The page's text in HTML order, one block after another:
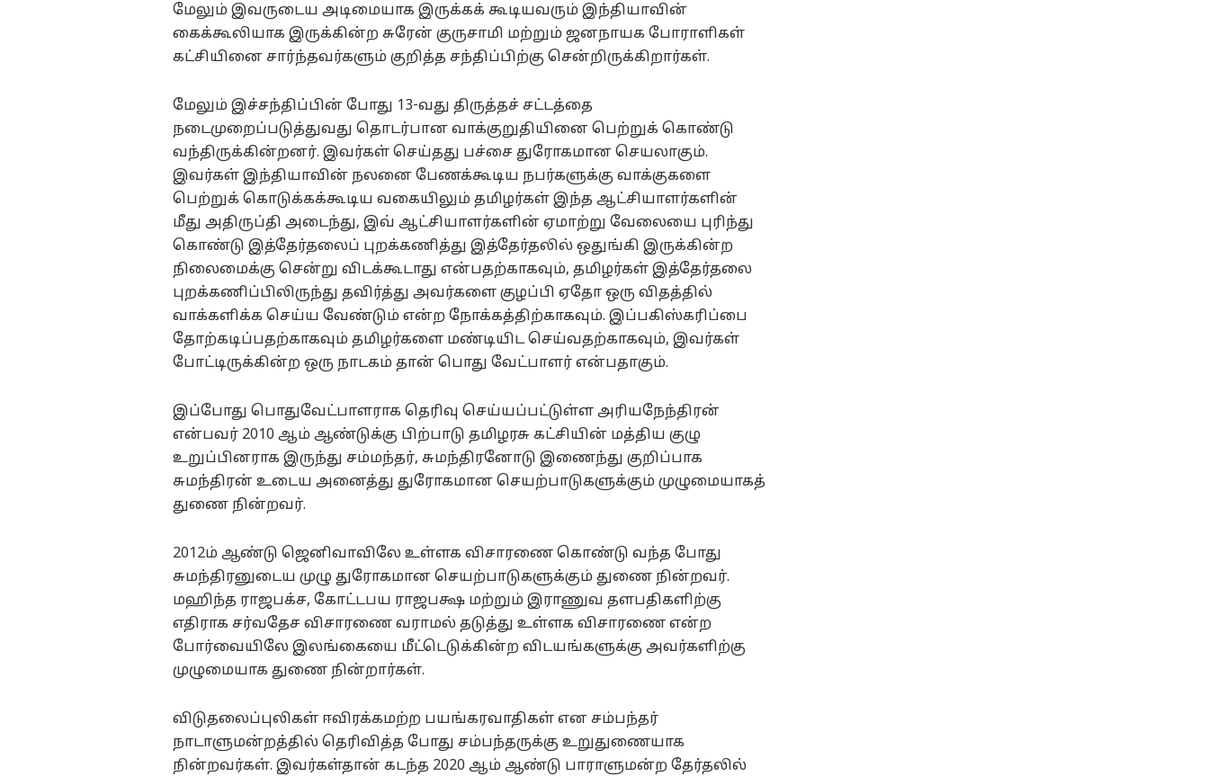
மேலும் இவருடைய அடிமையாக இருக்கக் கூடியவரும் இந்தியாவின்
கைக்கூலியாக இருக்கின்ற சுரேன் குருசாமி மற்றும் ஜனநாயக போராளிகள்
கட்சியினை சார்ந்தவர்களும் குறித்த சந்திப்பிற்கு சென்றிருக்கிறார்கள்.
மேலும் இச்சந்திப்பின் போது 13-வது திருத்தச் சட்டத்தை
நடைமுறைப்படுத்துவது தொடர்பான வாக்குறுதியினை பெற்றுக் கொண்டு
வந்திருக்கின்றனர். இவர்கள் செய்தது பச்சை துரோகமான செயலாகும்.
இவர்கள் இந்தியாவின் நலனை பேணக்கூடிய நபர்களுக்கு வாக்குகளை
பெற்றுக் கொடுக்கக்கூடிய வகையிலும் தமிழர்கள் இந்த ஆட்சியாளர்களின்
மீது அதிருப்தி அடைந்து, இவ் ஆட்சியாளர்களின் ஏமாற்று வேலையை புரிந்து
கொண்டு இத்தேர்தலைப் புறக்கணித்து இத்தேர்தலில் ஒதுங்கி இருக்கின்ற
நிலைமைக்கு சென்று விடக்கூடாது என்பதற்காகவும், தமிழர்கள் இத்தேர்தலை
புறக்கணிப்பிலிருந்து தவிர்த்து அவர்களை குழப்பி ஏதோ ஒரு விதத்தில்
வாக்களிக்க செய்ய வேண்டும் என்ற நோக்கத்திற்காகவும். இப்பகிஸ்கரிப்பை
தோற்கடிப்பதற்காகவும் தமிழர்களை மண்டியிட செய்வதற்காகவும், இவர்கள்
போட்டிருக்கின்ற ஒரு நாடகம் தான் பொது வேட்பாளர் என்பதாகும்.
இப்போது பொதுவேட்பாளராக தெரிவு செய்யப்பட்டுள்ள அரியநேந்திரன்
என்பவர் 2010 ஆம் ஆண்டுக்கு பிற்பாடு தமிழரசு கட்சியின் மத்திய குழு
உறுப்பினராக இருந்து சம்மந்தர், சுமந்திரனோடு இணைந்து குறிப்பாக
சுமந்திரன் உடைய அனைத்து துரோகமான செயற்பாடுகளுக்கும் முழுமையாகத்
துணை நின்றவர்.
2012ம் ஆண்டு ஜெனிவாவிலே உள்ளக விசாரணை கொண்டு வந்த போது
சுமந்திரனுடைய முழு துரோகமான செயற்பாடுகளுக்கும் துணை நின்றவர்.
மஹிந்த ராஜபக்ச, கோட்டபய ராஜபக்ஷ மற்றும் இராணுவ தளபதிகளிற்கு
எதிராக சர்வதேச விசாரணை வராமல் தடுத்து உள்ளக விசாரணை என்ற
போர்வையிலே இலங்கையை மீட்டெடுக்கின்ற விடயங்களுக்கு அவர்களிற்கு
முழுமையாக துணை நின்றார்கள்.
விடுதலைப்புலிகள் ஈவிரக்கமற்ற பயங்கரவாதிகள் என சம்பந்தர்
நாடாளுமன்றத்தில் தெரிவித்த போது சம்பந்தருக்கு உறுதுணையாக
நின்றவர்கள். இவர்கள்தான் கடந்த 2020 ஆம் ஆண்டு பாராளுமன்ற தேர்தலில்